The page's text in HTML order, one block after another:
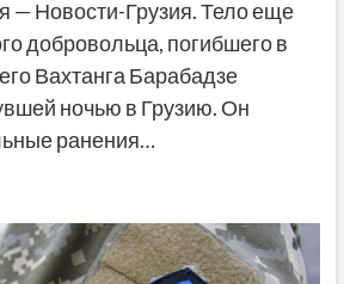
Новости-Грузия. Тело еще
добровольца, погибшего в
Вахтанга Барабадзе
ночью в Грузию. Он
ранения…